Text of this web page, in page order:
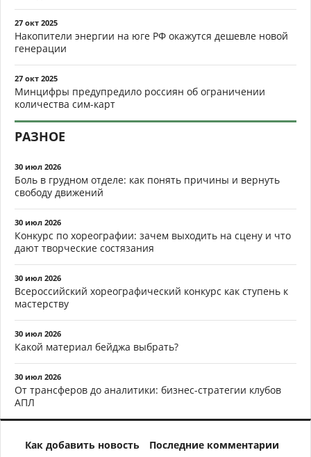
27 окт 2025
Накопители энергии на юге РФ окажутся дешевле новой
генерации
27 окт 2025
Минцифры предупредило россиян об ограничении
количества сим-карт
РАЗНОЕ
30 июл 2026
Боль в грудном отделе: как понять причины и вернуть
свободу движений
30 июл 2026
Конкурс по хореографии: зачем выходить на сцену и что
дают творческие состязания
30 июл 2026
Всероссийский хореографический конкурс как ступень к
мастерству
30 июл 2026
Какой материал бейджа выбрать?
30 июл 2026
От трансферов до аналитики: бизнес-стратегии клубов
АПЛ
Как добавить новость Последние комментарии